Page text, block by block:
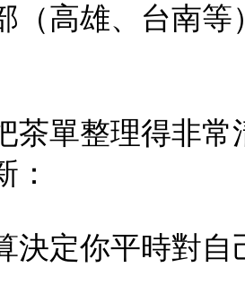
（高雄、台南
茶單整理得非
：
決定你平時對自